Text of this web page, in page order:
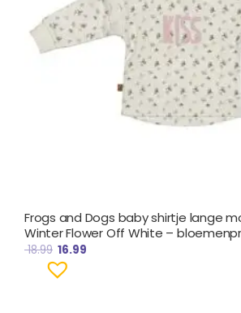
Frogs and Dogs baby shirtje lange
Winter Flower Off White –
18.99 16.99